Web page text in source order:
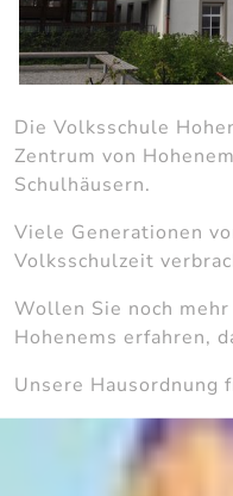
Die Volksschule
Zentrum von
Schulhäusern.
Viele Generationen
Volksschulzeit
Wollen Sie noch
Hohenems erfahren,
Unsere Hausordnung